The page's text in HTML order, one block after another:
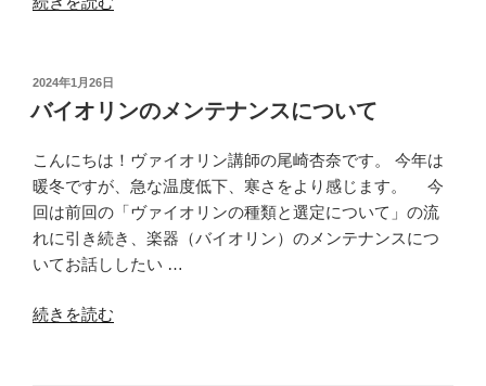
編
～”
（ヴ
ァ
オ
リ
ン
／
早
愛
投
日:
2024年1月26日
バイオリンのメンテナンスについて
こんにちは！ヴァイオリン講師の尾崎杏奈です。 今年は
暖冬ですが、急な温度低下、寒さをより感じます。 今
回は前回の「ヴァイオリンの種類と選定について」の流
れに引き続き、楽器（バイオリン）のメンテナンスにつ
いてお話ししたい …
“バ
続きを読む